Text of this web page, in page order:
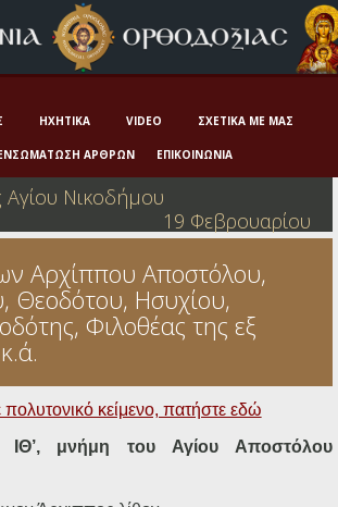
μας
ΗΧΗΤΙΚΆ VIDEO ΣΧΕΤΙΚΆ ΜΕ ΜΑΣ
ΆΡΘΡΩΝ ΕΠΙΚΟΙΝΩΝΊΑ
Αγίου Νικοδήμου
19 Φεβρουαρίου
Αρχίππου Αποστόλου,
Θεοδότου, Ησυχίου,
Φιλοθέας της εξ
πολυτονικό κείμενο, πατήστε εδώ
μνήμη του Αγίου Αποστόλου